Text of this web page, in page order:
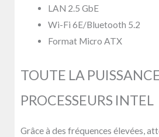
LAN 2.5 GbE
Wi-Fi 6E/Bluetooth 5.2
Format Micro ATX
TOUTE LA
PROCESSEURS INTEL
Grâce à des fréquences élevées,